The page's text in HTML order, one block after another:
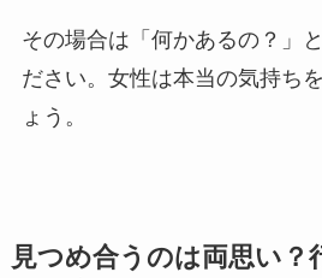
その場合は「何かあるの？」
ださい。女性は本当の気持ち
ょう。
見つめ合うのは両思い？